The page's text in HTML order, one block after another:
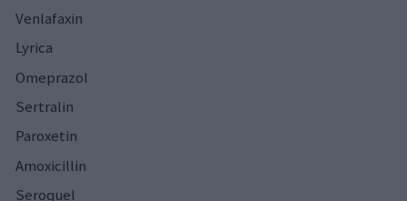
Venlafaxin
Lyrica
Omeprazol
Sertralin
Paroxetin
Amoxicillin
Seroquel